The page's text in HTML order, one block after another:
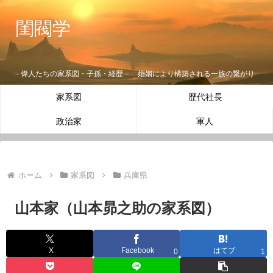
閨閥学
－偉人たちの家系図・子孫・経歴－ 婚姻により構築される一族の繋がり
家系図 歴代社長
政治家 軍人
ホーム 家系図 兵庫県
山本家（山本昴之助の家系図）
X Facebook 0 はてブ 1